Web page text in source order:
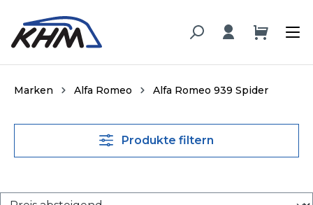
springen
Marken Alfa Romeo Alfa Romeo 939 Spider
Produkte filtern